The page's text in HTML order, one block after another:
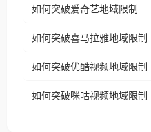
台湾、美国、
权限制所困扰。
播放”的提示语。 海外用户如香港、澳门、台湾、美
制问题，且仅能在中
户收听网易云
如何突破爱奇艺地域限制
如何突破喜马拉雅地域限制
如何突破优酷视频地域限制
如何突破咪咕视频地域限制